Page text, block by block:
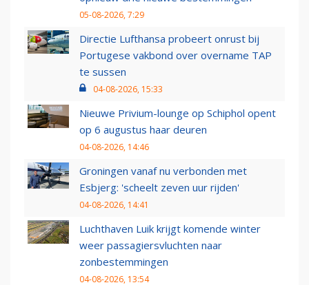
05-08-2026, 7:29
Directie Lufthansa probeert onrust bij
Portugese vakbond over overname TAP
te sussen
04-08-2026, 15:33
Nieuwe Privium-lounge op Schiphol opent
op 6 augustus haar deuren
04-08-2026, 14:46
Groningen vanaf nu verbonden met
Esbjerg: 'scheelt zeven uur rijden'
04-08-2026, 14:41
Luchthaven Luik krijgt komende winter
weer passagiersvluchten naar
zonbestemmingen
04-08-2026, 13:54